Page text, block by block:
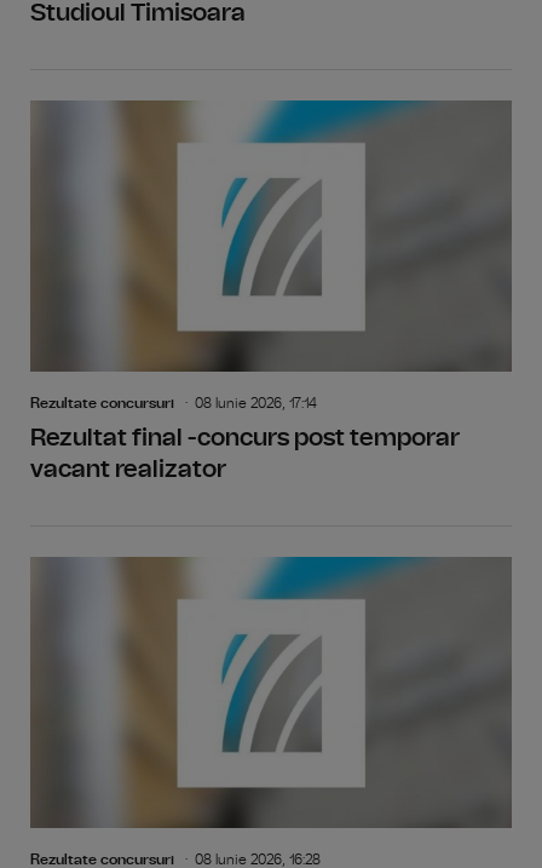
Studioul Timisoara
Rezultate concursuri 08 Iunie 2026, 17:14
Rezultat final -concurs post temporar
vacant realizator
Rezultate concursuri 08 Iunie 2026, 16:28